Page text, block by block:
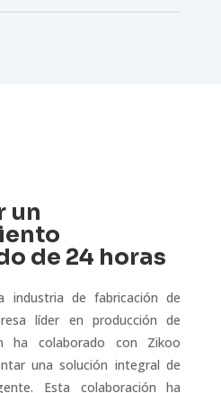
un
de 24 horas
industria de fabricación de
líder en producción de
ha colaborado con Zikoo
una solución integral de
Esta colaboración ha